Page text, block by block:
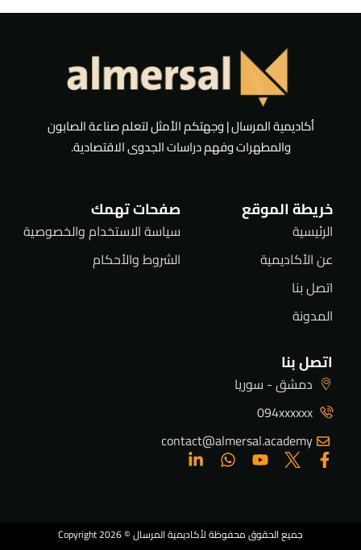
أكاديمية المرسال | وجهتكم الأمثل لتعلم صناعة الصابون
والمطهرات وفهم دراسات الجدوى الاقتصادية.
خريطة الموقع
الرئيسية
عن الأكاديمية
اتصل بنا
المدونة
صفحات تهمك
سياسة الاستخدام والخصوصية
الشروط والأحكام
اتصل بنا
دمشق - سوريا
094xxxxxx
contact@almersal.academy
جميع الحقوق محفوظة لأكاديمية المرسال © Copyright 2026